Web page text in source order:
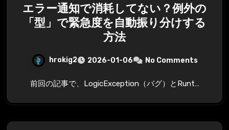
エラー通知で消耗してない？例外の
「型」で緊急度を自動振り分けする
方法
hrokig2 2026-01-06 No Comments
前回の記事で、LogicException（バグ）とRunt…